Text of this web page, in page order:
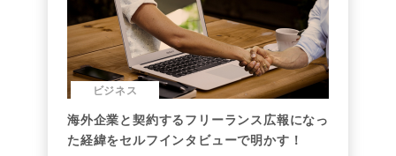
ビジネス
海外企業と契約するフリーランス広報になっ
た経緯をセルフインタビューで明かす！